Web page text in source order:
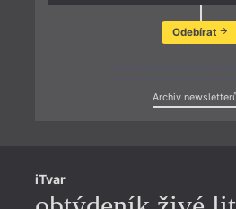
Odebírat
Archiv
iTvar